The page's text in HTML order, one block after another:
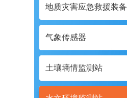
地质灾害应急救援装备
气象传感器
土壤墒情监测站